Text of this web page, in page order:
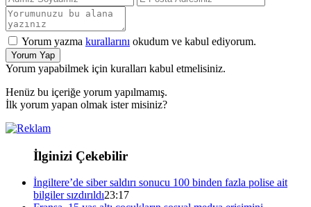
Yorum yazma kurallarını okudum ve kabul ediyorum.
Yorum Yap
Yorum yapabilmek için kuralları kabul etmelisiniz.
Henüz bu içeriğe yorum yapılmamış.
İlk yorum yapan olmak ister misiniz?
İlginizi Çekebilir
İngiltere’de siber saldırı sonucu 100 binden fazla polise ait
bilgiler sızdırıldı23:17